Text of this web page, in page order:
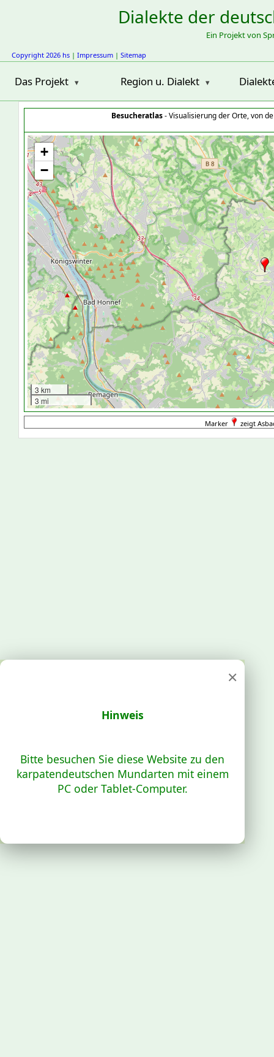
Dialekte der
Ein Projekt von
Copyright 2026 hs | Impressum | Sitemap
Das Projekt Region u. Dialekt
Besucheratlas- Visualisierung der Orte, von
+
−
3 km
3 mi
Marker zeigt
×
Hinweis
Bitte besuchen Sie diese Website zu den
karpatendeutschen Mundarten mit einem
PC oder Tablet-Computer.